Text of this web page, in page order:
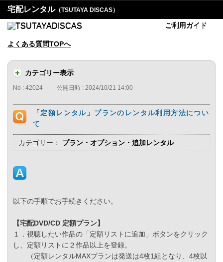
宅配レンタル（TSUTAYA DISCAS）
ご利用ガイド
よくある質問TOPへ
カテゴリー表示
No : 42024 公開日時 : 2024/10/21 14:00
「定額レンタル」プランのレンタル利用方法につい
て
カテゴリー： プラン・オプション・追加レンタル
以下の手順でお手続きください。
【宅配DVD/CD 定額プラン】
１．視聴したい作品の「定額リストに追加」ボタンをクリック
し、定額リストに２作品以上を登録。
（定額レンタルMAXプランは発送は4枚1組となり、4枚以